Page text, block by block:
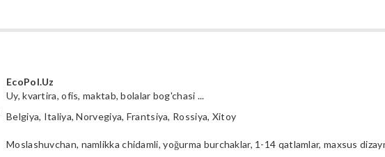
EcoPol.Uz
Uy, kvartira, ofis, maktab, bolalar bog'chasi ...
Belgiya, Italiya, Norvegiya, Frantsiya, Rossiya, Xitoy
Moslashuvchan, namlikka chidamli, yoğurma burchaklar, 1-14 qatlamlar, maxsus